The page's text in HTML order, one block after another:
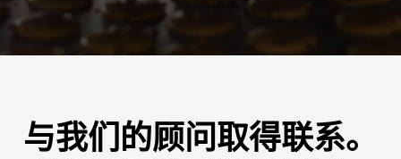
与我们的顾问取得联系。